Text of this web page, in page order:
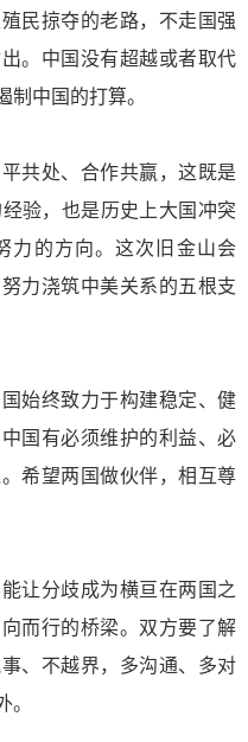
民掠夺的老路，不走国强
。中国没有超越或者取代
制中国的打算。
处、合作共赢，这既是
验，也是历史上大国冲突
力的方向。这次旧金山会
力浇筑中美关系的五根支
终致力于构建稳定、健
国有必须维护的利益、必
希望两国做伙伴，相互尊
分歧成为横亘在两国之
而行的桥梁。双方要了解
、不越界，多沟通、多对
。